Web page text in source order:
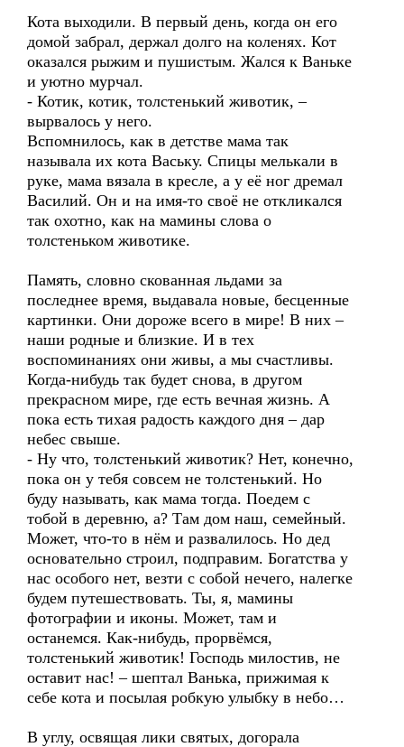
Кота выходили. В первый день, когда он его
домой забрал, держал долго на коленях. Кот
оказался рыжим и пушистым. Жался к Ваньке
и уютно мурчал.
- Котик, котик, толстенький животик, –
вырвалось у него.
Вспомнилось, как в детстве мама так
называла их кота Ваську. Спицы мелькали в
руке, мама вязала в кресле, а у её ног дремал
Василий. Он и на имя-то своё не откликался
так охотно, как на мамины слова о
толстеньком животике.
Память, словно скованная льдами за
последнее время, выдавала новые, бесценные
картинки. Они дороже всего в мире! В них –
наши родные и близкие. И в тех
воспоминаниях они живы, а мы счастливы.
Когда-нибудь так будет снова, в другом
прекрасном мире, где есть вечная жизнь. А
пока есть тихая радость каждого дня – дар
небес свыше.
- Ну что, толстенький животик? Нет, конечно,
пока он у тебя совсем не толстенький. Но
буду называть, как мама тогда. Поедем с
тобой в деревню, а? Там дом наш, семейный.
Может, что-то в нём и развалилось. Но дед
основательно строил, подправим. Богатства у
нас особого нет, везти с собой нечего, налегке
будем путешествовать. Ты, я, мамины
фотографии и иконы. Может, там и
останемся. Как-нибудь, прорвёмся,
толстенький животик! Господь милостив, не
оставит нас! – шептал Ванька, прижимая к
себе кота и посылая робкую улыбку в небо…
В углу, освящая лики святых, догорала